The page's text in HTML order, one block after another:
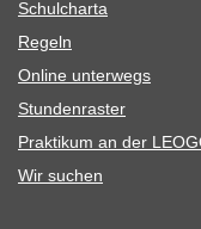
Schul­charta
Regeln
Online unter­wegs
Stun­den­ras­ter
Prak­ti­kum an der
Wir suchen